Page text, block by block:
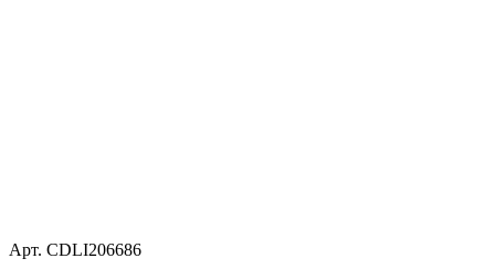
Арт. CDLI206686